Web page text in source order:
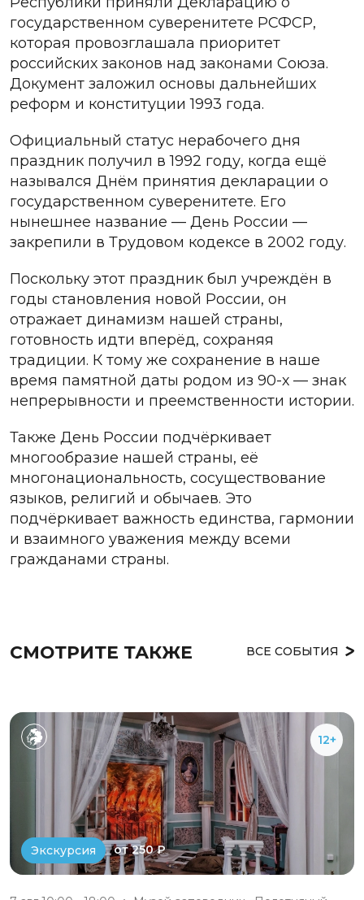
государственном суверенитете РСФСР,
которая провозглашала приоритет
российских законов над законами Союза.
Документ заложил основы дальнейших
реформ и конституции 1993 года.
Официальный статус нерабочего дня
праздник получил в 1992 году, когда ещё
назывался Днём принятия декларации о
государственном суверенитете. Его
нынешнее название — День России —
закрепили в Трудовом кодексе в 2002 году.
Поскольку этот праздник был учреждён в
годы становления новой России, он
отражает динамизм нашей страны,
готовность идти вперёд, сохраняя
традиции. К тому же сохранение в наше
время памятной даты родом из 90-х — знак
непрерывности и преемственности истории.
Также День России подчёркивает
многообразие нашей страны, её
многонациональность, сосуществование
языков, религий и обычаев. Это
подчёркивает важность единства, гармонии
и взаимного уважения между всеми
гражданами страны.
СМОТРИТЕ ТАКЖЕ ВСЕ СОБЫТИЯ
12+
Экскурсия от 250 ₽